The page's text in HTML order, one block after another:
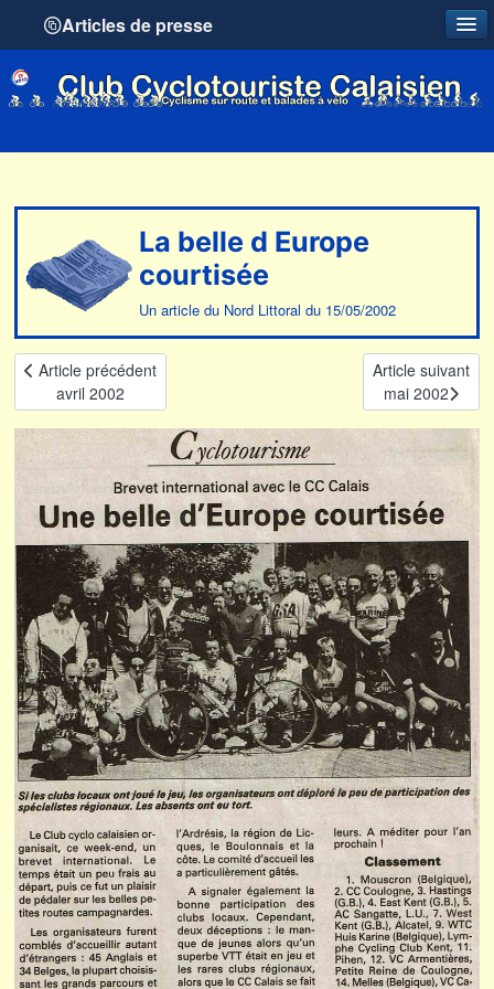
La belle d Europe
courtisée
Un article du Nord Littoral du 15/05/2002
Article précédent
avril 2002
Article suivant
mai 2002
Articles de presse